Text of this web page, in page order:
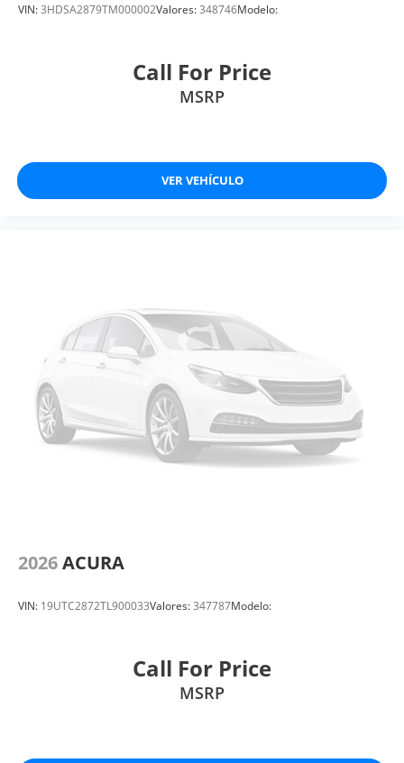
VIN:3HDSA2879TM000002Valores:348746Modelo:
Call For Price
MSRP
VER VEHÍCULO
2026ACURA
VIN: 19UTC2872TL900033Valores:347787Modelo:
Call For Price
MSRP